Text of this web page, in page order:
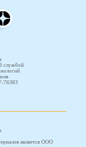
службой
76383
является ООО